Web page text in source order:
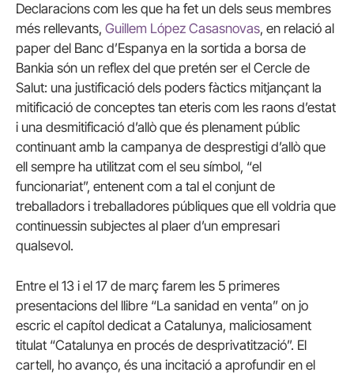
Declaracions com les que ha fet un dels seus membres
més rellevants, Guillem López Casasnovas, en relació al
paper del Banc d’Espanya en la sortida a borsa de
Bankia són un reflex del que pretén ser el Cercle de
Salut: una justificació dels poders fàctics mitjançant la
mitificació de conceptes tan eteris com les raons d’estat
i una desmitificació d’allò que és plenament públic
continuant amb la campanya de desprestigi d’allò que
ell sempre ha utilitzat com el seu símbol, “el
funcionariat”, entenent com a tal el conjunt de
treballadors i treballadores públiques que ell voldria que
continuessin subjectes al plaer d’un empresari
qualsevol.
Entre el 13 i el 17 de març farem les 5 primeres
presentacions del llibre “La sanidad en venta” on jo
escric el capítol dedicat a Catalunya, maliciosament
titulat “Catalunya en procés de desprivatització”. El
cartell, ho avanço, és una incitació a aprofundir en el